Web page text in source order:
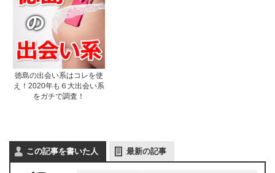
徳島の出会い系はコレを使
え！2020年も６大出会い系
をガチで調査！
この記事を書いた人 最新の記事